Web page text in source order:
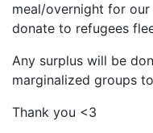
meal/overnight for
donate to refugees
Any surplus will be
marginalized groups
Thank you <3